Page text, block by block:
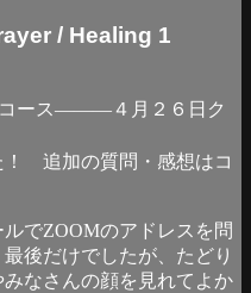
/ Healing 1
ース―――４月２６日ク
！ 追加の質問・感想はコ
でZOOMのアドレスを問
後だけでしたが、たどり
なさんの顔を見れてよか